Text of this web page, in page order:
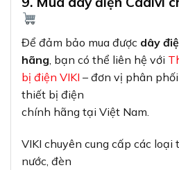
Để đảm bảo mua được dây
hãng , bạn có thể liên hệ với
bị điện VIKI – đơn vị phân
thiết bị điện
chính hãng tại Việt Nam.
VIKI chuyên cung cấp các
nước, đèn